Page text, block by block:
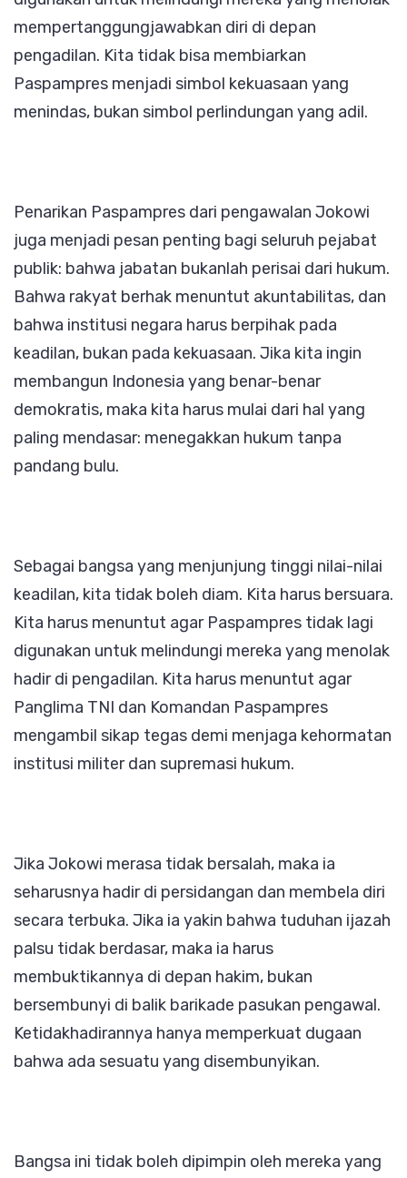
mempertanggungjawabkan diri di depan
pengadilan. Kita tidak bisa membiarkan
Paspampres menjadi simbol kekuasaan yang
menindas, bukan simbol perlindungan yang adil.
Penarikan Paspampres dari pengawalan Jokowi
juga menjadi pesan penting bagi seluruh pejabat
publik: bahwa jabatan bukanlah perisai dari hukum.
Bahwa rakyat berhak menuntut akuntabilitas, dan
bahwa institusi negara harus berpihak pada
keadilan, bukan pada kekuasaan. Jika kita ingin
membangun Indonesia yang benar-benar
demokratis, maka kita harus mulai dari hal yang
paling mendasar: menegakkan hukum tanpa
pandang bulu.
Sebagai bangsa yang menjunjung tinggi nilai-nilai
keadilan, kita tidak boleh diam. Kita harus bersuara.
Kita harus menuntut agar Paspampres tidak lagi
digunakan untuk melindungi mereka yang menolak
hadir di pengadilan. Kita harus menuntut agar
Panglima TNI dan Komandan Paspampres
mengambil sikap tegas demi menjaga kehormatan
institusi militer dan supremasi hukum.
Jika Jokowi merasa tidak bersalah, maka ia
seharusnya hadir di persidangan dan membela diri
secara terbuka. Jika ia yakin bahwa tuduhan ijazah
palsu tidak berdasar, maka ia harus
membuktikannya di depan hakim, bukan
bersembunyi di balik barikade pasukan pengawal.
Ketidakhadirannya hanya memperkuat dugaan
bahwa ada sesuatu yang disembunyikan.
Bangsa ini tidak boleh dipimpin oleh mereka yang